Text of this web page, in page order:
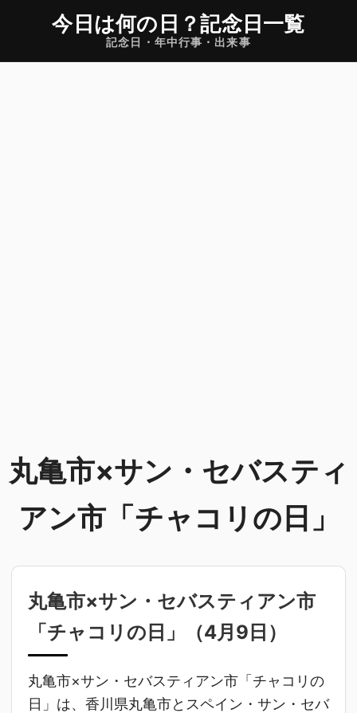
今日は何の日 ？記念日一覧
記念日・年中行事・出来事
丸亀市×サン・セバスティ
アン市「チャコリの日」
丸亀市×サン・セバスティアン市
「チャコリの日」（4月9日 ）
丸亀市×サン・セバスティアン市「チャコリの
日」は、香川県丸亀市とスペイン・サン・セバ